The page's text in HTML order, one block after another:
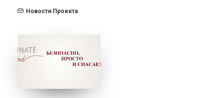
Новости Проекта